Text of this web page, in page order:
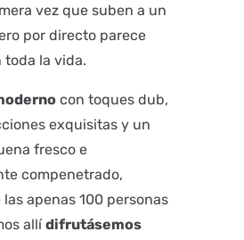
vez que suben a un
por directo parece
toda la vida.
con toques dub,
exquisitas y un
fresco e
compenetrado,
apenas 100 personas
allídifrutásemos